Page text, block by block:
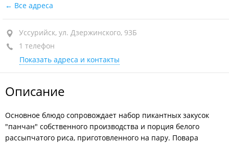
Все адреса
Уссурийск, ул. Дзержинского, 93Б
1 телефон
Показать адреса и контакты
Описание
Основное блюдо сопровождает набор пикантных закусок
"панчан" собственного производства и порция белого
рассыпчатого риса, приготовленного на пару. Повара